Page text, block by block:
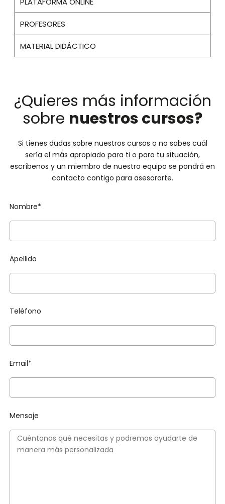
PROFESORES
MATERIAL DIDÁCTICO
¿Quieres más información
sobre nuestros cursos?
Si tienes dudas sobre nuestros cursos o no sabes cuál
sería el más apropiado para ti o para tu situación,
escríbenos y un miembro de nuestro equipo se pondrá en
contacto contigo para asesorarte.
Nombre*
Apellido
Teléfono
Email*
Mensaje